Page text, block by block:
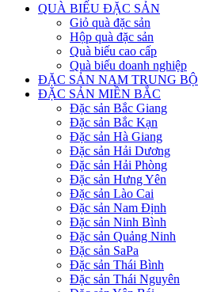
QUÀ BIẾU ĐẶC SẢN
Giỏ quà đặc sản
Hộp quà đặc sản
Quà biếu cao cấp
Quà biếu doanh nghiệp
ĐẶC SẢN NAM TRUNG BỘ
ĐẶC SẢN MIỀN BẮC
Đặc sản Bắc Giang
Đặc sản Bắc Kạn
Đặc sản Hà Giang
Đặc sản Hải Dương
Đặc sản Hải Phòng
Đặc sản Hưng Yên
Đặc sản Lào Cai
Đặc sản Nam Định
Đặc sản Ninh Bình
Đặc sản Quảng Ninh
Đặc sản SaPa
Đặc sản Thái Bình
Đặc sản Thái Nguyên